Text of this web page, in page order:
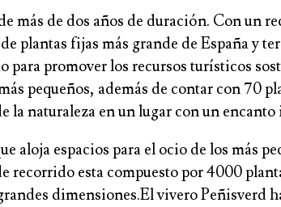
más de dos años de duración. Con un
plantas fijas más grande de España y
promover los recursos turísticos
pequeños, además de contar con 70
naturaleza en un lugar con un
aloja espacios para el ocio de los más
recorrido esta compuesto por 4000
dimensiones.El vivero Peñisverd